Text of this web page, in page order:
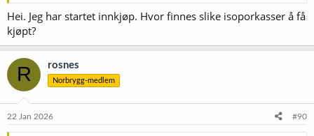
Hei. Jeg har startet innkjøp. Hvor finnes slike isoporkasser å få
kjøpt?
R rosnes
Norbrygg-medlem
22 Jan 2026 #90